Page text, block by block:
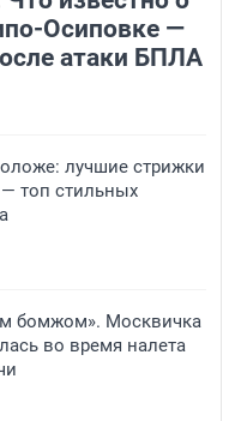
Осиповке —
атаки БПЛА
лучшие стрижки
топ стильных
бомжом». Москвичка
во время налета